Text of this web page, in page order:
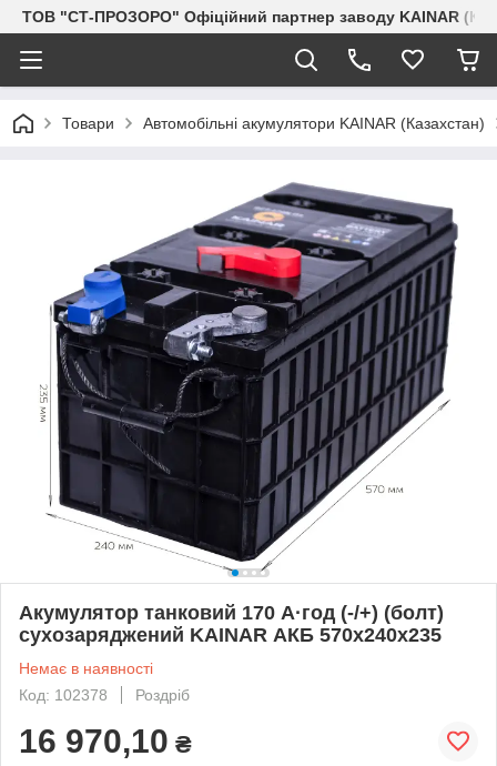
ТОВ "СТ-ПРОЗОРО" Офіційний партнер заводу KAINAR
Товари Автомобільні акумулятори KAINAR (Казахстан)
Акумулятор танковий 170 А·год (-/+) (болт)
сухозаряджений KAINAR АКБ 570x240x235
Немає в наявності
Код: 102378
Роздріб
16 970,10 ₴